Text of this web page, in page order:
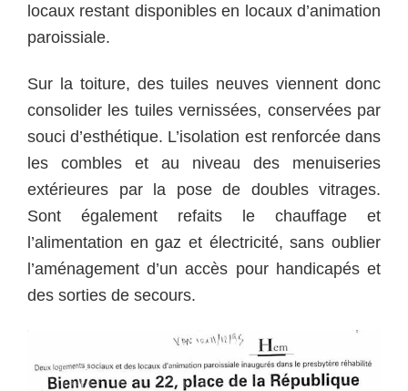
locaux restant disponibles en locaux d’animation
paroissiale.
Sur la toiture, des tuiles neuves viennent donc
consolider les tuiles vernissées, conservées par
souci d’esthétique. L’isolation est renforcée dans
les combles et au niveau des menuiseries
extérieures par la pose de doubles vitrages.
Sont également refaits le chauffage et
l’alimentation en gaz et électricité, sans oublier
l’aménagement d’un accès pour handicapés et
des sorties de secours.